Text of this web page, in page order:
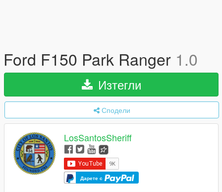
Ford F150 Park Ranger 1.0
Изтегли
Сподели
LosSantosSheriff
Дарете с